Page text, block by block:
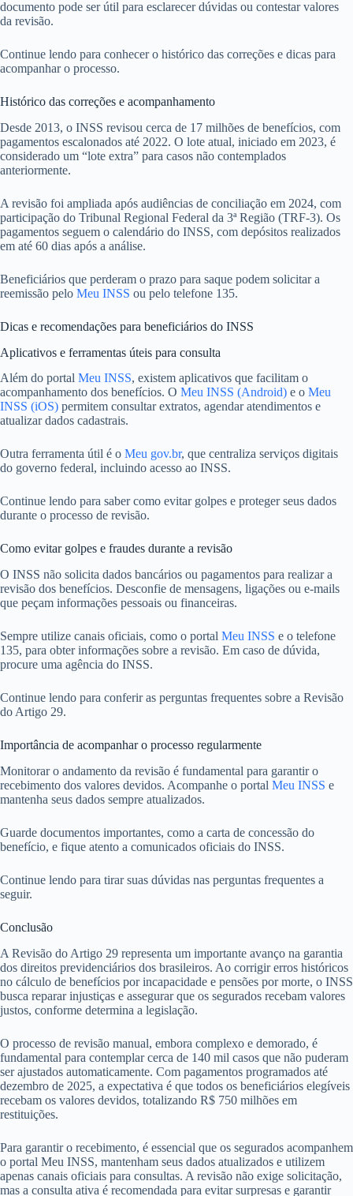
documento pode ser útil para esclarecer dúvidas ou contestar valores
da revisão.
Continue lendo para conhecer o histórico das correções e dicas para
acompanhar o processo.
Histórico das correções e acompanhamento
Desde 2013, o INSS revisou cerca de 17 milhões de benefícios, com
pagamentos escalonados até 2022. O lote atual, iniciado em 2023, é
considerado um “lote extra” para casos não contemplados
anteriormente.
A revisão foi ampliada após audiências de conciliação em 2024, com
participação do Tribunal Regional Federal da 3ª Região (TRF-3). Os
pagamentos seguem o calendário do INSS, com depósitos realizados
em até 60 dias após a análise.
Beneficiários que perderam o prazo para saque podem solicitar a
reemissão pelo Meu INSS ou pelo telefone 135.
Dicas e recomendações para beneficiários do INSS
Aplicativos e ferramentas úteis para consulta
Além do portal Meu INSS, existem aplicativos que facilitam o
acompanhamento dos benefícios. O Meu INSS (Android) e o Meu
INSS (iOS) permitem consultar extratos, agendar atendimentos e
atualizar dados cadastrais.
Outra ferramenta útil é o Meu gov.br, que centraliza serviços digitais
do governo federal, incluindo acesso ao INSS.
Continue lendo para saber como evitar golpes e proteger seus dados
durante o processo de revisão.
Como evitar golpes e fraudes durante a revisão
O INSS não solicita dados bancários ou pagamentos para realizar a
revisão dos benefícios. Desconfie de mensagens, ligações ou e-mails
que peçam informações pessoais ou financeiras.
Sempre utilize canais oficiais, como o portal Meu INSS e o telefone
135, para obter informações sobre a revisão. Em caso de dúvida,
procure uma agência do INSS.
Continue lendo para conferir as perguntas frequentes sobre a Revisão
do Artigo 29.
Importância de acompanhar o processo regularmente
Monitorar o andamento da revisão é fundamental para garantir o
recebimento dos valores devidos. Acompanhe o portal Meu INSS e
mantenha seus dados sempre atualizados.
Guarde documentos importantes, como a carta de concessão do
benefício, e fique atento a comunicados oficiais do INSS.
Continue lendo para tirar suas dúvidas nas perguntas frequentes a
seguir.
Conclusão
A Revisão do Artigo 29 representa um importante avanço na garantia
dos direitos previdenciários dos brasileiros. Ao corrigir erros históricos
no cálculo de benefícios por incapacidade e pensões por morte, o INSS
busca reparar injustiças e assegurar que os segurados recebam valores
justos, conforme determina a legislação.
O processo de revisão manual, embora complexo e demorado, é
fundamental para contemplar cerca de 140 mil casos que não puderam
ser ajustados automaticamente. Com pagamentos programados até
dezembro de 2025, a expectativa é que todos os beneficiários elegíveis
recebam os valores devidos, totalizando R$ 750 milhões em
restituições.
Para garantir o recebimento, é essencial que os segurados acompanhem
o portal Meu INSS, mantenham seus dados atualizados e utilizem
apenas canais oficiais para consultas. A revisão não exige solicitação,
mas a consulta ativa é recomendada para evitar surpresas e garantir